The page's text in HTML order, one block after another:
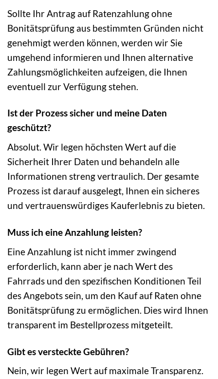
Sollte Ihr Antrag auf Ratenzahlung ohne
Bonitätsprüfung aus bestimmten Gründen nicht
genehmigt werden können, werden wir Sie
umgehend informieren und Ihnen alternative
Zahlungsmöglichkeiten aufzeigen, die Ihnen
eventuell zur Verfügung stehen.
Ist der Prozess sicher und meine Daten
geschützt?
Absolut. Wir legen höchsten Wert auf die
Sicherheit Ihrer Daten und behandeln alle
Informationen streng vertraulich. Der gesamte
Prozess ist darauf ausgelegt, Ihnen ein sicheres
und vertrauenswürdiges Kauferlebnis zu bieten.
Muss ich eine Anzahlung leisten?
Eine Anzahlung ist nicht immer zwingend
erforderlich, kann aber je nach Wert des
Fahrrads und den spezifischen Konditionen Teil
des Angebots sein, um den Kauf auf Raten ohne
Bonitätsprüfung zu ermöglichen. Dies wird Ihnen
transparent im Bestellprozess mitgeteilt.
Gibt es versteckte Gebühren?
Nein, wir legen Wert auf maximale Transparenz.